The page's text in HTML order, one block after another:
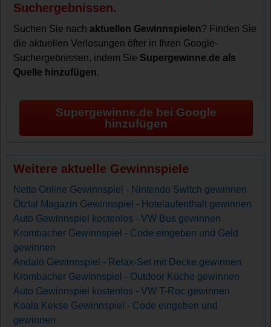
Suchergebnissen.
Suchen Sie nachaktuellen Gewinnspielen? Finden Sie
die aktuellen Verlosungen öfter in Ihren Google-
Suchergebnissen, indem Sie Supergewinne.de als
Quelle hinzufügen.
Supergewinne.de bei Google
hinzufügen
Weitere aktuelle Gewinnspiele
Netto Online Gewinnspiel - Nintendo Switch gewinnen
Ötztal Magazin Gewinnspiel - Hotelaufenthalt gewinnen
Auto Gewinnspiel kostenlos - VW Bus gewinnen
Krombacher Gewinnspiel - Code eingeben und Geld
gewinnen
Andalö Gewinnspiel - Relax-Set mit Decke gewinnen
Krombacher Gewinnspiel - Outdoor Küche gewinnen
Auto Gewinnspiel kostenlos - VW T-Roc gewinnen
Koala Kekse Gewinnspiel - Code eingeben und
gewinnen